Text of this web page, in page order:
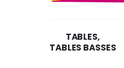
TABLES,
TABLES BASSES